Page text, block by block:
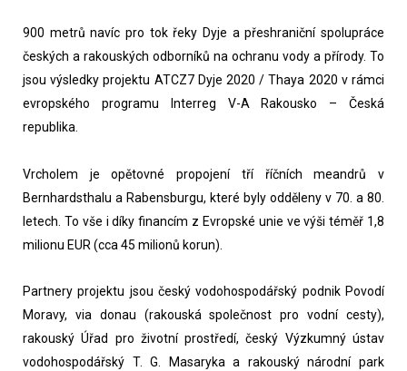
900 metrů navíc pro tok řeky Dyje a přeshraniční spolupráce
českých a rakouských odborníků na ochranu vody a přírody. To
jsou výsledky projektu ATCZ7 Dyje 2020 / Thaya 2020 v rámci
evropského programu Interreg V-A Rakousko – Česká
republika.
Vrcholem je opětovné propojení tří říčních meandrů v
Bernhardsthalu a Rabensburgu, které byly odděleny v 70. a 80.
letech. To vše i díky financím z Evropské unie ve výši téměř 1,8
milionu EUR (cca 45 milionů korun).
Partnery projektu jsou český vodohospodářský podnik Povodí
Moravy, via donau (rakouská společnost pro vodní cesty),
rakouský Úřad pro životní prostředí, český Výzkumný ústav
vodohospodářský T. G. Masaryka a rakouský národní park